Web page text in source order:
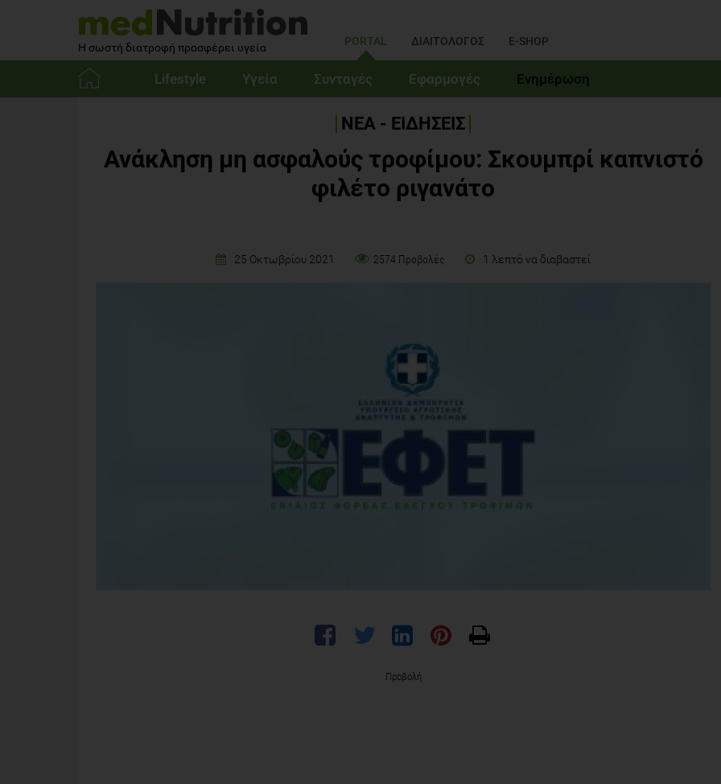
Η σωστή διατροφή προσφέρει υγεία PORTAL ΔΙΑΙΤΟΛΟΓΟΣ E-SHOP
Lifestyle Υγεία Συνταγές Εφαρμογές Ενημέρωση
ΝΕΑ - ΕΙΔΗΣΕΙΣ
Ανάκληση μη ασφαλούς τροφίμου: Σκουμπρί καπνιστό
φιλέτο ριγανάτο
25 Οκτωβρίου 2021 2574 Προβολές 1 λεπτό να διαβαστεί
Προβολή